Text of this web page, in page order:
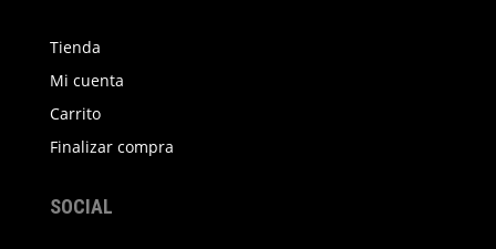
Tienda
Mi cuenta
Carrito
Finalizar compra
SOCIAL